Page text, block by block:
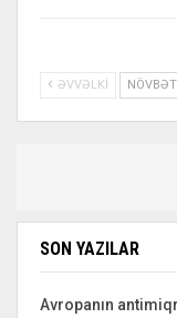
ƏVVƏLKI
SON YAZILAR
Avropanın